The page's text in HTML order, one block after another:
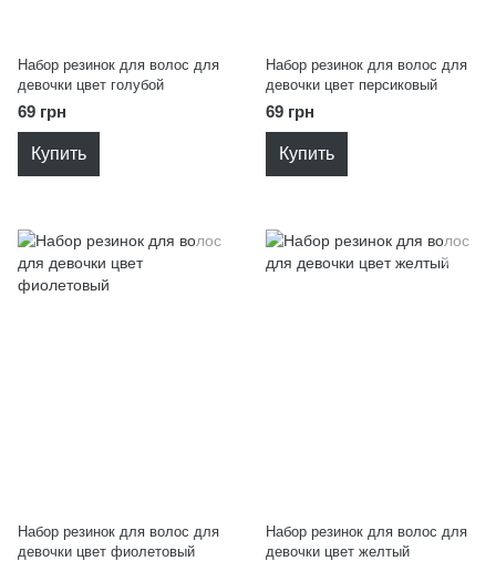
Набор резинок для волос для
девочки цвет голубой
69 грн
Купить
Набор резинок для волос для
девочки цвет персиковый
69 грн
Купить
Набор резинок для волос для
девочки цвет фиолетовый
Набор резинок для волос для
девочки цвет желтый